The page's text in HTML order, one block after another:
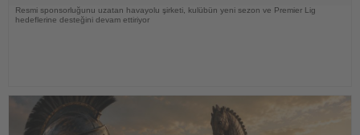
Resmi sponsorluğunu uzatan havayolu şirketi, kulübün yeni sezon ve Premier Lig
hedeflerine desteğini devam ettiriyor